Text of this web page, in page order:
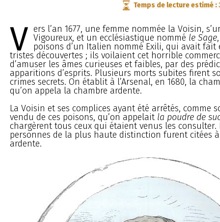
Temps de lecture estimé :
V ers l’an 1677, une femme nommée la Voisin,
Vigoureux, et un ecclésiastique nommé le Sage
poisons d’un Italien nommé Exili, qui avait fait
tristes découvertes ; ils voilaient cet horrible
d’amuser les âmes curieuses et faibles, par des
apparitions d’esprits. Plusieurs morts subites firent
crimes secrets. On établit à l’Arsenal, en 1680, la
qu’on appela la chambre ardente.
La Voisin et ses complices ayant été arrêtés, comme
vendu de ces poisons, qu’on appelait la poudre de
chargèrent tous ceux qui étaient venus les consulter.
personnes de la plus haute distinction furent citées
ardente.